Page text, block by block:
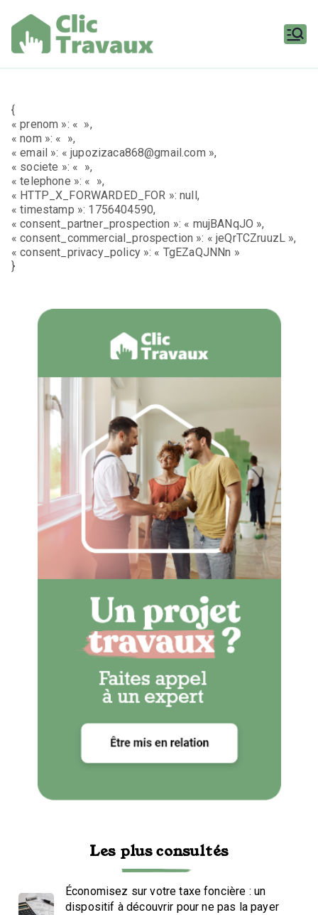
contenu
{
« prenom »: « »,
« nom »: « »,
« email »: « jupozizaca868@gmail.com »,
« societe »: « »,
« telephone »: « »,
« HTTP_X_FORWARDED_FOR »: null,
« timestamp »: 1756404590,
« consent_partner_prospection »: « mujBANqJO »,
« consent_commercial_prospection »: « jeQrTCZruuzL »,
« consent_privacy_policy »: « TgEZaQJNNn »
}
Les plus consultés
Économisez sur votre taxe foncière : un
dispositif à découvrir pour ne pas la payer